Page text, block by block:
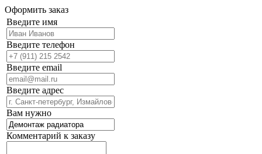
Оформить заказ
Введите имя
Введите телефон
Введите email
Введите адрес
Вам нужно
Комментарий к заказу